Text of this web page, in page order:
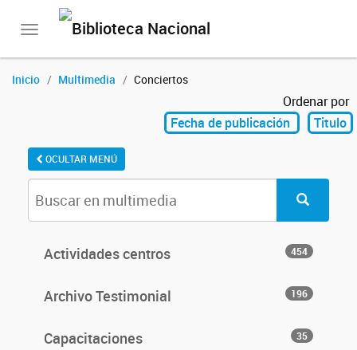
Toggle
Inicio Multimedia Conciertos
Ordenar por
Fecha de publicación
Titulo
OCULTAR MENÚ
Actividades centros 454
Archivo Testimonial 196
Capacitaciones 35